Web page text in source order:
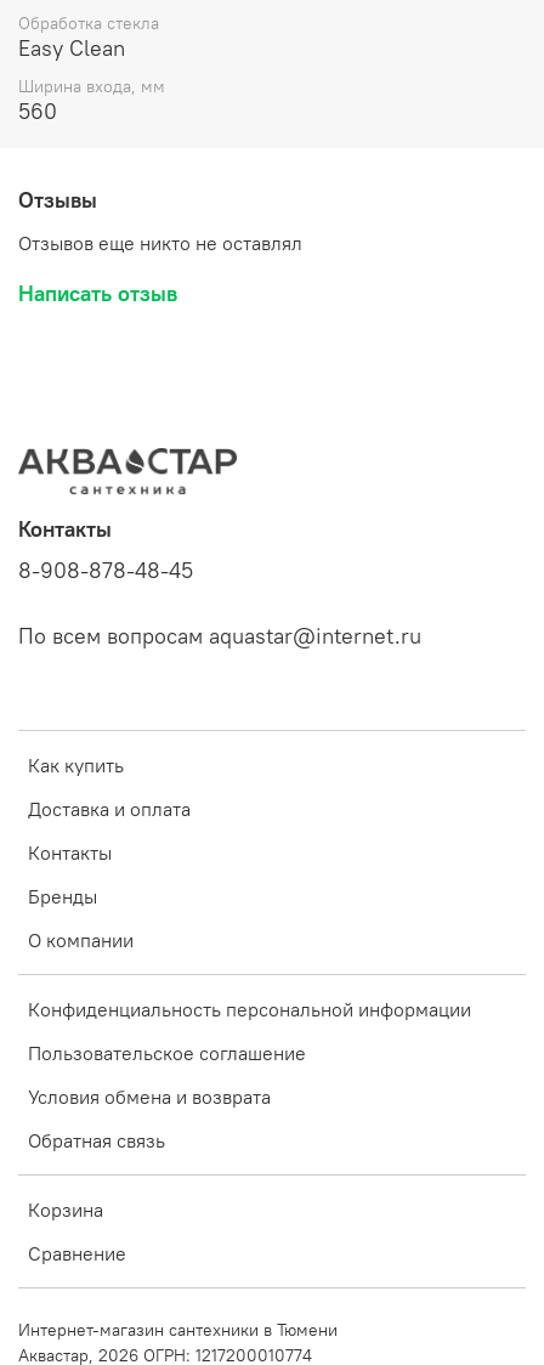
Обработка стекла
Easy Clean
Ширина входа, мм
560
Отзывы
Отзывов еще никто не оставлял
Написать отзыв
Как купить
Доставка и оплата
Контакты
Бренды
О компании
Конфиденциальность персональной информации
Пользовательское соглашение
Условия обмена и возврата
Обратная связь
Корзина
Сравнение
Контакты
8-908-878-48-45
По всем вопросам aquastar@internet.ru
Интернет-магазин сантехники в Тюмени
Аквастар, 2026 ОГРН: 1217200010774